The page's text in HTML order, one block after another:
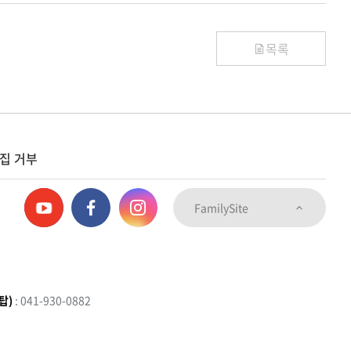
목록
거부
) : 041-930-0882
FamilySite